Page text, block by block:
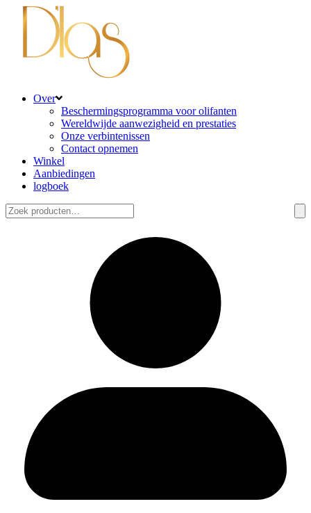
Over
Beschermingsprogramma voor olifanten
Wereldwijde aanwezigheid en prestaties
Onze verbintenissen
Contact opnemen
Winkel
Aanbiedingen
logboek
Zoeken
naar: